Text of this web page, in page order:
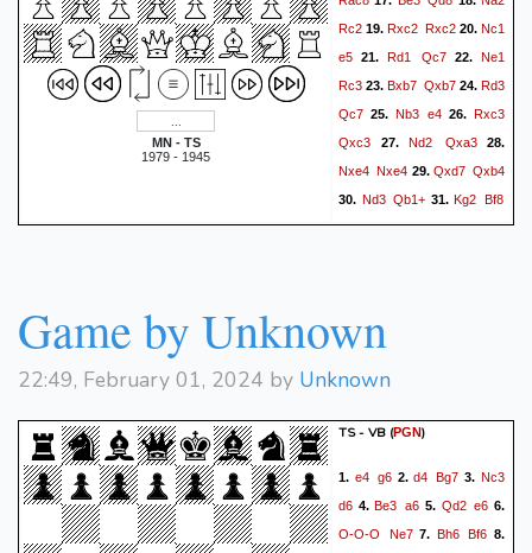
MN - TS
1979 - 1945
Rc2 19.Rxc2 Rxc220.Nc1
e5 21. Rd1 Qc7 22. Ne1
Rc3 23.Bxb7 Qxb724.Rd3
Qc7 25. Nb3 e4 26.Rxc3
Qxc3 27. Nd2 Qxa328.
Nxe4 Nxe429.Qxd7 Qxb4
30. Nd3 Qb1+ 31. Kg2 Bf8
32.Qc6 Nf633.Qxa6 Qb3
Game by Unknown
22:49, February 01, 2024 by Unknown
TS - VB (PGN)
1. e4 g62.d4 Bg7 3.Nc3
d6 4.Be3 a6 5. Qd2 e6 6.
O-O-O
Ne77. Bh6 Bf6 8.